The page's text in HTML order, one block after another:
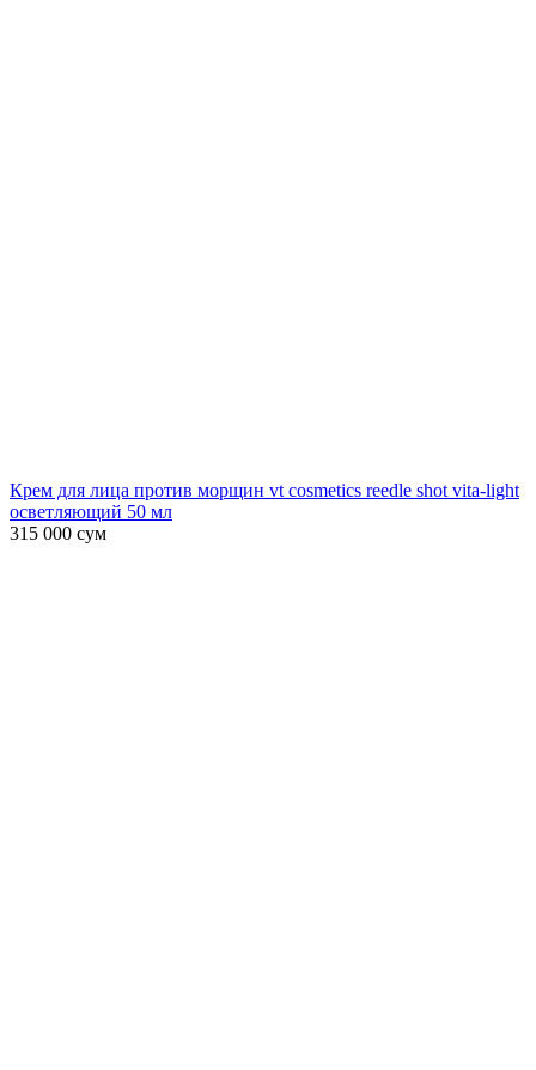
Крем для лица против морщин vt cosmetics reedle shot vita-light
осветляющий 50 мл
315 000 сум